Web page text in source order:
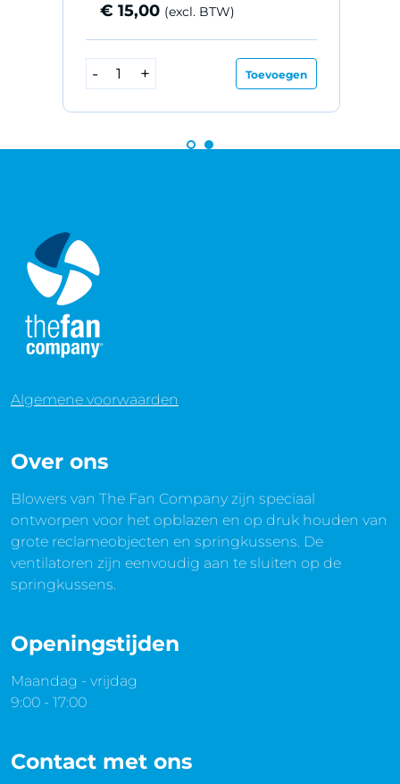
€ 15,00 (excl. BTW)
Blaaskap
Blauw
aantal
- + Toevoegen
Algemene voorwaarden
Over ons
Blowers van The Fan Company zijn speciaal
ontworpen voor het opblazen en op druk houden van
grote reclameobjecten en springkussens. De
ventilatoren zijn eenvoudig aan te sluiten op de
springkussens.
Openingstijden
Maandag - vrijdag
9:00 - 17:00
Contact met ons